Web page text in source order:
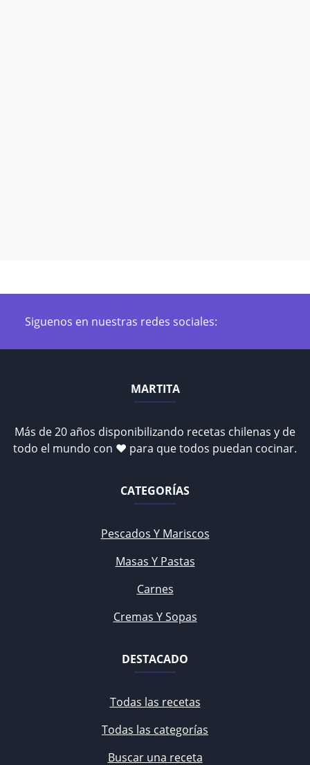
Siguenos en nuestras redes sociales:
MARTITA
Más de 20 años disponibilizando recetas chilenas y de
todo el mundo con ♥ para que todos puedan cocinar.
CATEGORÍAS
Pescados Y Mariscos
Masas Y Pastas
Carnes
Cremas Y Sopas
DESTACADO
Todas las recetas
Todas las categorías
Buscar una receta